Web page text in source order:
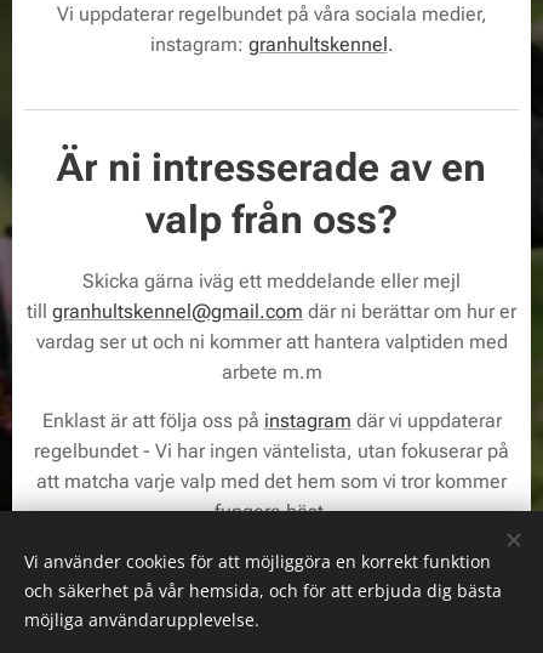
Vi uppdaterar regelbundet på våra sociala medier,
instagram: granhultskennel.
Är ni intresserade av en
valp från oss?
Skicka gärna iväg ett meddelande eller mejl
till granhultskennel@gmail.com där ni berättar om hur er
vardag ser ut och ni kommer att hantera valptiden med
arbete m.m
Enklast är att följa oss på instagram där vi uppdaterar
regelbundet - Vi har ingen väntelista, utan fokuserar på
att matcha varje valp med det hem som vi tror kommer
fungera bäst.
Vi finns i Skåne, i byn Degeberga.
Vi använder cookies för att möjliggöra en korrekt funktion
och säkerhet på vår hemsida, och för att erbjuda dig bästa
möjliga användarupplevelse.